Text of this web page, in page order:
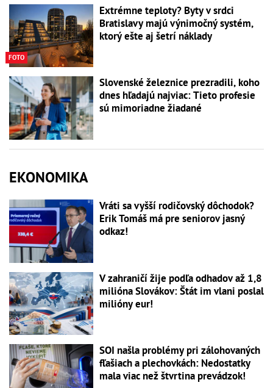
FOTO
Extrémne teploty? Byty v srdci
Bratislavy majú výnimočný systém,
ktorý ešte aj šetrí náklady
Slovenské železnice prezradili, koho
dnes hľadajú najviac: Tieto profesie
sú mimoriadne žiadané
EKONOMIKA
Vráti sa vyšší rodičovský dôchodok?
Erik Tomáš má pre seniorov jasný
odkaz!
V zahraničí žije podľa odhadov až 1,8
milióna Slovákov: Štát im vlani poslal
milióny eur!
SOI našla problémy pri zálohovaných
fľašiach a plechovkách: Nedostatky
mala viac než štvrtina prevádzok!